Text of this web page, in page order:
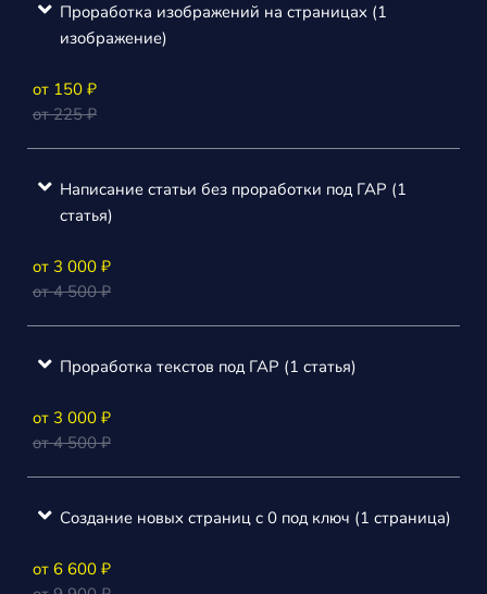
Проработка изображений на страницах (1
изображение)
от 150 ₽
от 225 ₽
Написание статьи без проработки под ГАР (1
статья)
от 3 000 ₽
от 4 500 ₽
Проработка текстов под ГАР (1 статья)
от 3 000 ₽
от 4 500 ₽
Создание новых страниц с 0 под ключ (1 страница)
от 6 600 ₽